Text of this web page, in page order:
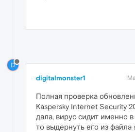
D
digitalmonster1
Полная проверка
Kaspersky Internet Security
дала, вирус сидит именно
то выдернуть его из файла